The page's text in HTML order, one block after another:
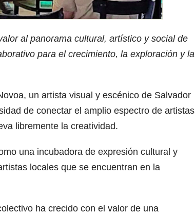
al panorama cultural, artístico y social de
para el crecimiento, la exploración y la
un artista visual y escénico de Salvador
de conectar el amplio espectro de artistas
libremente la creatividad.
una incubadora de expresión cultural y
locales que se encuentran en la
ha crecido con el valor de una